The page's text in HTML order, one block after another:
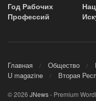
Год Рабочих
Профессий
Главная Общество
U magazine
Вторая
© 2026 JNews- Premium